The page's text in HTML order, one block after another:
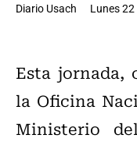
Diario Usach Lunes
Esta jornada,
la Oficina
Ministerio